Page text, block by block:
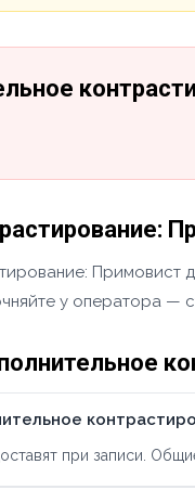
у оператора —
при записи.